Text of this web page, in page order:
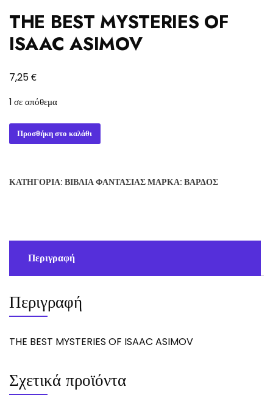
THE BEST MYSTERIES OF
ISAAC ASIMOV
7,25€
1 σε απόθεμα
THE
BEST
ISAAC
Προσθήκη στο καλάθι
ΚΑΤΗΓΟΡΊΑ: ΒΙΒΛΊΑ ΦΑΝΤΑΣΊΑΣΜΆΡΚΑ: ΒΆΡΔΟΣ
Περιγραφή
Περιγραφή
THE BEST MYSTERIES OF ISAAC ASIMOV
Σχετικά προϊόντα